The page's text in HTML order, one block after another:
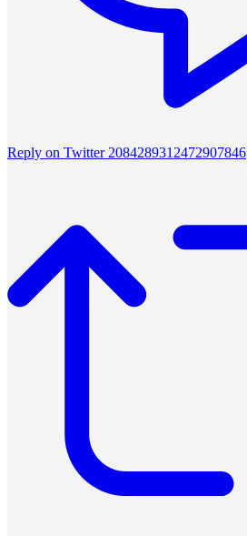
Reply on Twitter 2084289312472907846